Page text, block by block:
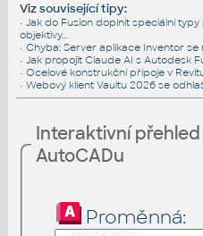
Vizsouvisející tipy:
• Jak do Fusion doplnit speciální typy
objektivy...
• Chyba: Server aplikace Inventor se
• Jak propojit Claude AI s Autodesk
• Ocelové konstrukční přípoje v
• Webový klient Vaultu 2026 se
Interaktivní
AutoCADu
Proměnná: